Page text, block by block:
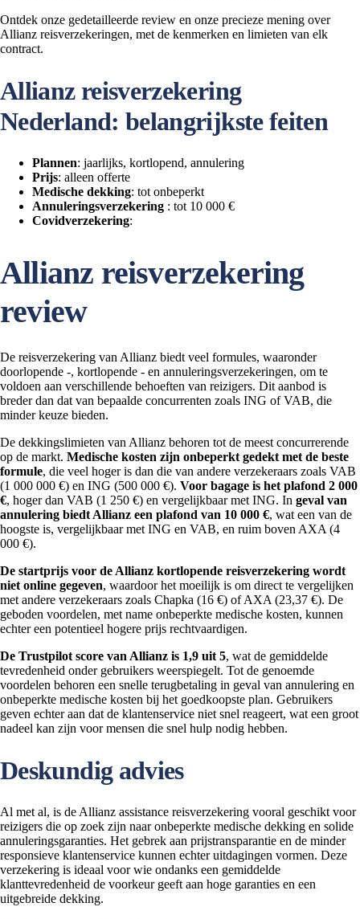
Ontdek onze gedetailleerde review en onze precieze mening over
Allianz reisverzekeringen, met de kenmerken en limieten van elk
contract.
Allianz reisverzekering
Nederland: belangrijkste feiten
Plannen: jaarlijks, kortlopend, annulering
Prijs: alleen offerte
Medische dekking: tot onbeperkt
Annuleringsverzekering : tot 10 000 €
Covidverzekering:
Allianz reisverzekering
review
De reisverzekering van Allianz biedt veel formules, waaronder
doorlopende -, kortlopende - en annuleringsverzekeringen, om te
voldoen aan verschillende behoeften van reizigers. Dit aanbod is
breder dan dat van bepaalde concurrenten zoals ING of VAB, die
minder keuze bieden.
De dekkingslimieten van Allianz behoren tot de meest concurrerende
op de markt. Medische kosten zijn onbeperkt gedekt met de beste
formule, die veel hoger is dan die van andere verzekeraars zoals VAB
(1 000 000 €) en ING (500 000 €). Voor bagage is het plafond 2 000
€, hoger dan VAB (1 250 €) en vergelijkbaar met ING. In geval van
annulering biedt Allianz een plafond van 10 000 €, wat een van de
hoogste is, vergelijkbaar met ING en VAB, en ruim boven AXA (4
000 €).
De startprijs voor de Allianz kortlopende reisverzekering wordt
niet online gegeven, waardoor het moeilijk is om direct te vergelijken
met andere verzekeraars zoals Chapka (16 €) of AXA (23,37 €). De
geboden voordelen, met name onbeperkte medische kosten, kunnen
echter een potentieel hogere prijs rechtvaardigen.
De Trustpilot score van Allianz is 1,9 uit 5, wat de gemiddelde
tevredenheid onder gebruikers weerspiegelt. Tot de genoemde
voordelen behoren een snelle terugbetaling in geval van annulering en
onbeperkte medische kosten bij het goedkoopste plan. Gebruikers
geven echter aan dat de klantenservice niet snel reageert, wat een groot
nadeel kan zijn voor mensen die snel hulp nodig hebben.
Deskundig advies
Al met al, is de Allianz assistance reisverzekering vooral geschikt voor
reizigers die op zoek zijn naar onbeperkte medische dekking en solide
annuleringsgaranties. Het gebrek aan prijstransparantie en de minder
responsieve klantenservice kunnen echter uitdagingen vormen. Deze
verzekering is ideaal voor wie ondanks een gemiddelde
klanttevredenheid de voorkeur geeft aan hoge garanties en een
uitgebreide dekking.